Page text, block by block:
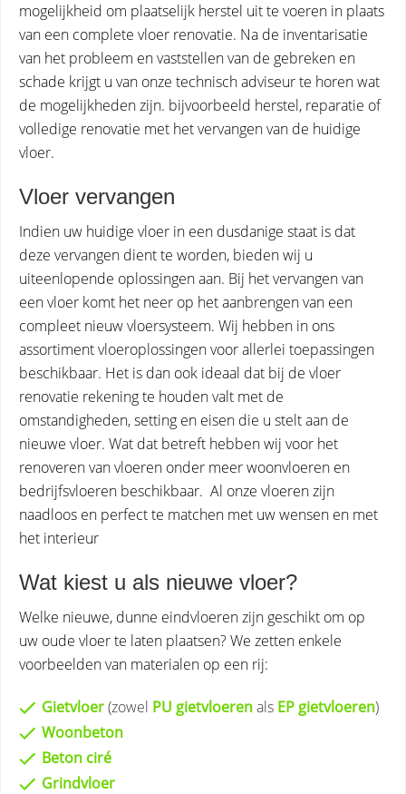
mogelijkheid om plaatselijk herstel uit te voeren in plaats
van een complete vloer renovatie. Na de inventarisatie
van het probleem en vaststellen van de gebreken en
schade krijgt u van onze technisch adviseur te horen wat
de mogelijkheden zijn. bijvoorbeeld herstel, reparatie of
volledige renovatie met het vervangen van de huidige
vloer.
Vloer vervangen
Indien uw huidige vloer in een dusdanige staat is dat
deze vervangen dient te worden, bieden wij u
uiteenlopende oplossingen aan. Bij het vervangen van
een vloer komt het neer op het aanbrengen van een
compleet nieuw vloersysteem. Wij hebben in ons
assortiment vloeroplossingen voor allerlei toepassingen
beschikbaar. Het is dan ook ideaal dat bij de vloer
renovatie rekening te houden valt met de
omstandigheden, setting en eisen die u stelt aan de
nieuwe vloer. Wat dat betreft hebben wij voor het
renoveren van vloeren onder meer woonvloeren en
bedrijfsvloeren beschikbaar. Al onze vloeren zijn
naadloos en perfect te matchen met uw wensen en met
het interieur
Wat kiest u als nieuwe vloer?
Welke nieuwe, dunne eindvloeren zijn geschikt om op
uw oude vloer te laten plaatsen? We zetten enkele
voorbeelden van materialen op een rij:
Gietvloer(zowel PU gietvloerenals EP gietvloeren)
Woonbeton
Beton ciré
Grindvloer